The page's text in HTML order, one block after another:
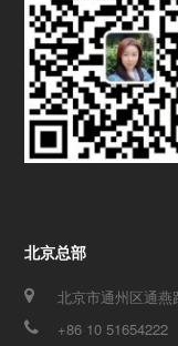
北京总部
北京市通州区通
+86 10 51654222